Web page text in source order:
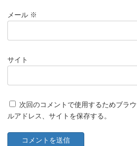
メール ※
サイト
次回のコメントで使用するためブラ
ルアドレス、サイトを保存する。